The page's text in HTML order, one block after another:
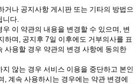
거나 공지사항 게시판 또는 기타의 방법으
니다.
이 약관의 내용을 변경할 수 있으며, 변
하며, 공지후 7일 이후에도 거부의사를 표
사용할 경우 약관의 변경 사항에 동의한
않는 경우 서비스 이용을 중단하고 본인
, 계속 사용하시는 경우에는 약관 변경에